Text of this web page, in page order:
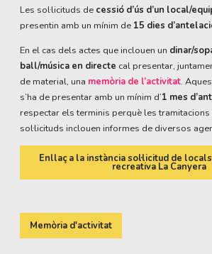
Les sol·licituds de cessió d’ús d’un local/
presentin amb un mínim de 15 dies
En el cas dels actes que inclouen un dinar/
ball/música en directe cal presentar,
de material, una memòria de l’activitat.
s’ha de presentar amb un mínim d’1 mes
respectar els terminis perquè les tramitacions
sol·licituds inclouen informes de diversos
Enllaç a la instància sol·licitud de
recreativa La Canyera
Memòria d'activitat